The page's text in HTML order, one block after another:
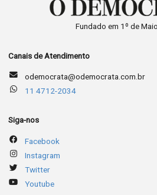
Fundado em 1º de
Canais de Atendimento
odemocrata@odemocrata.com.br
11 4712-2034
Siga-nos
Facebook
Instagram
Twitter
Youtube